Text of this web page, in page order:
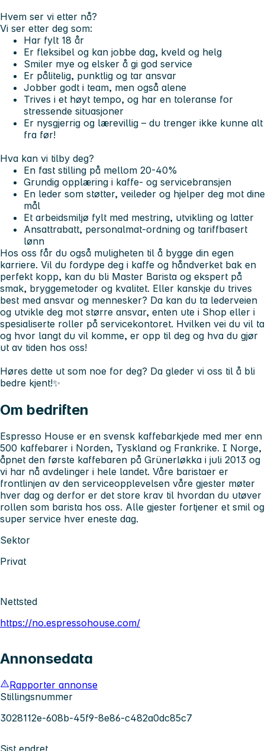
Hvem ser vi etter nå?
Vi ser etter deg som:
Har fylt 18 år
Er fleksibel og kan jobbe dag, kveld og helg
Smiler mye og elsker å gi god service
Er pålitelig, punktlig og tar ansvar
Jobber godt i team, men også alene
Trives i et høyt tempo, og har en toleranse for
stressende situasjoner
Er nysgjerrig og lærevillig – du trenger ikke kunne alt
fra før!
Hva kan vi tilby deg?
En fast stilling på mellom 20-40%
Grundig opplæring i kaffe- og servicebransjen
En leder som støtter, veileder og hjelper deg mot dine
mål
Et arbeidsmiljø fylt med mestring, utvikling og latter
Ansattrabatt, personalmat-ordning og tariffbasert
lønn
Hos oss får du også muligheten til å bygge din egen
karriere. Vil du fordype deg i kaffe og håndverket bak en
perfekt kopp, kan du bli Master Barista og ekspert på
smak, bryggemetoder og kvalitet. Eller kanskje du trives
best med ansvar og mennesker? Da kan du ta lederveien
og utvikle deg mot større ansvar, enten ute i Shop eller i
spesialiserte roller på servicekontoret. Hvilken vei du vil ta
og hvor langt du vil komme, er opp til deg og hva du gjør
ut av tiden hos oss!
Høres dette ut som noe for deg? Da gleder vi oss til å bli
bedre kjent!✨
Om bedriften
Espresso House er en svensk kaffebarkjede med mer enn
500 kaffebarer i Norden, Tyskland og Frankrike. I Norge,
åpnet den første kaffebaren på Grünerløkka i juli 2013 og
vi har nå avdelinger i hele landet. Våre baristaer er
frontlinjen av den serviceopplevelsen våre gjester møter
hver dag og derfor er det store krav til hvordan du utøver
rollen som barista hos oss. Alle gjester fortjener et smil og
super service hver eneste dag.
Sektor
Privat
Nettsted
https://no.espressohouse.com/
Annonsedata
Rapporter annonse
Stillingsnummer
3028112e-608b-45f9-8e86-c482a0dc85c7
Sist endret